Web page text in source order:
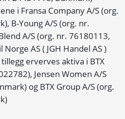
i Fransa Company A/S (org.
B-Young A/S (org. nr.
A/S (org. nr. 76180113,
AS ( JGH Handel AS )
erverves aktiva i BTX
Jensen Women A/S
og BTX Group A/S (org.